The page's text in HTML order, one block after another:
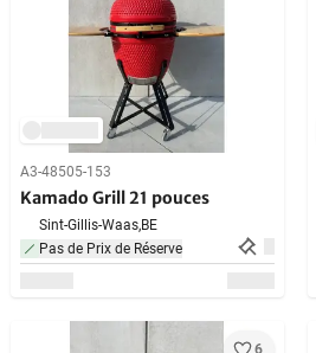
A3-48505-153
Kamado Grill 21 pouces
Sint-Gillis-Waas,BE
Pas de Prix de Réserve
6